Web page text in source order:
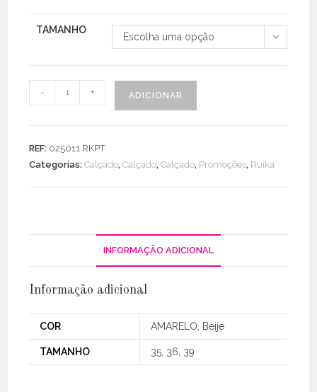
TAMANHO
Escolha uma opção
Quantidade
de
- + ADICIONAR
REF: 025011 RKPT
Categorias:Calçado,Calçado,Calçado, Promoções, Ruika
INFORMAÇÃO ADICIONAL
Informação adicional
COR AMARELO, Beije
TAMANHO 35, 36, 39